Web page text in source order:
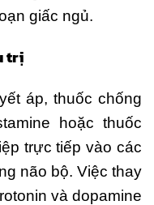
giấc ngủ.
trị
áp, thuốc chống
hoặc thuốc
trực tiếp vào các
não bộ. Việc thay
và dopamine